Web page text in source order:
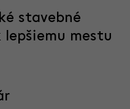
stavebné
mestu